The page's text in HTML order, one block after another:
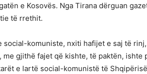
e Kosovës. Nga Tirana dërguan
të rrethit.
social-komuniste, nxiti hafijet e saj të
me gjithë fajet që kishte, të paktën,
e lartë social-komunistë të